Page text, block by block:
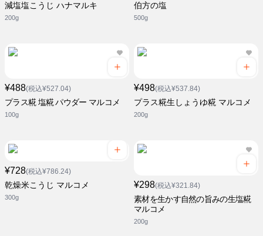
減塩塩こうじ ハナマルキ
200g
伯方の塩
500g
¥488(税込¥527.04)
プラス糀 塩糀 パウダー マルコメ
100g
¥498(税込¥537.84)
プラス糀生しょうゆ糀 マルコメ
200g
¥728(税込¥786.24)
乾燥米こうじ マルコメ
300g
¥298(税込¥321.84)
素材を生かす自然の旨みの生塩糀
マルコメ
200g